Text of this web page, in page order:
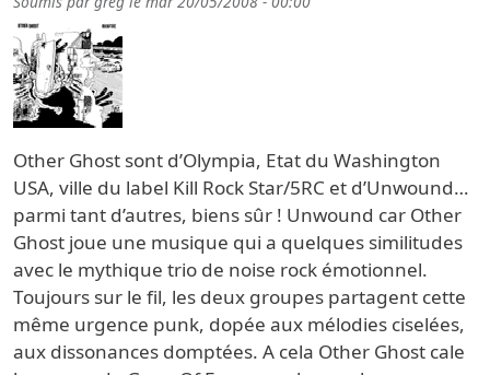
Other Ghost sont d’Olympia, Etat du Washington
USA, ville du label Kill Rock Star/5RC et d’Unwound…
parmi tant d’autres, biens sûr ! Unwound car Other
Ghost joue une musique qui a quelques similitudes
avec le mythique trio de noise rock émotionnel.
Toujours sur le fil, les deux groupes partagent cette
même urgence punk, dopée aux mélodies ciselées,
aux dissonances domptées. A cela Other Ghost cale